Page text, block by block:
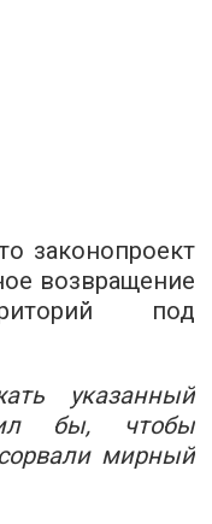
законопроект
возвращение
под
указанный
бы, чтобы
мирный